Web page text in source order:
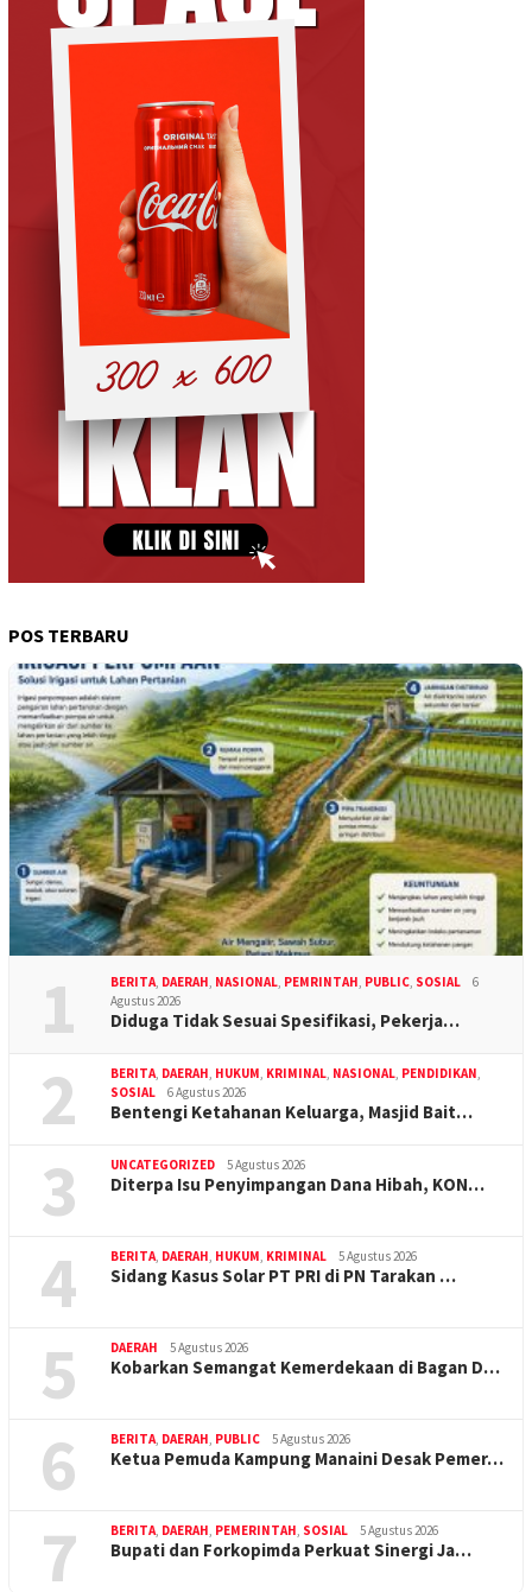
POS TERBARU
1 BERITA, DAERAH, NASIONAL, PEMRINTAH, PUBLIC, SOSIAL
6
Agustus 2026
Diduga Tidak Sesuai Spesifikasi, Pekerja…
2 BERITA, DAERAH, HUKUM, KRIMINAL, NASIONAL, PENDIDIKAN,
SOSIAL
6 Agustus 2026
Bentengi Ketahanan Keluarga, Masjid Bait…
3 UNCATEGORIZED 5 Agustus 2026
Diterpa Isu Penyimpangan Dana Hibah, KON…
4 BERITA, DAERAH, HUKUM, KRIMINAL 5 Agustus 2026
Sidang Kasus Solar PT PRI di PN Tarakan …
5 DAERAH 5 Agustus 2026
Kobarkan Semangat Kemerdekaan di Bagan D…
6 BERITA, DAERAH, PUBLIC 5 Agustus 2026
Ketua Pemuda Kampung Manaini Desak Pemer…
7 BERITA, DAERAH, PEMERINTAH, SOSIAL 5 Agustus 2026
Bupati dan Forkopimda Perkuat Sinergi Ja…